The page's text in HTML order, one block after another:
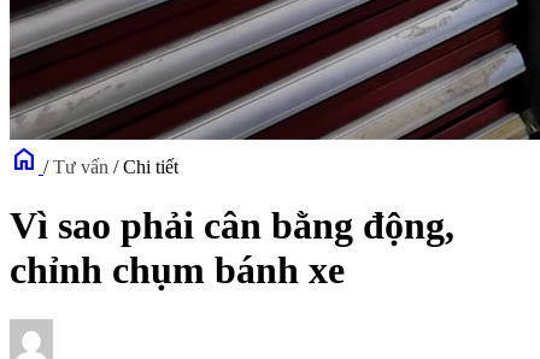
home / Tư vấn / Chi tiết
Vì sao phải cân bằng động,
chỉnh chụm bánh xe